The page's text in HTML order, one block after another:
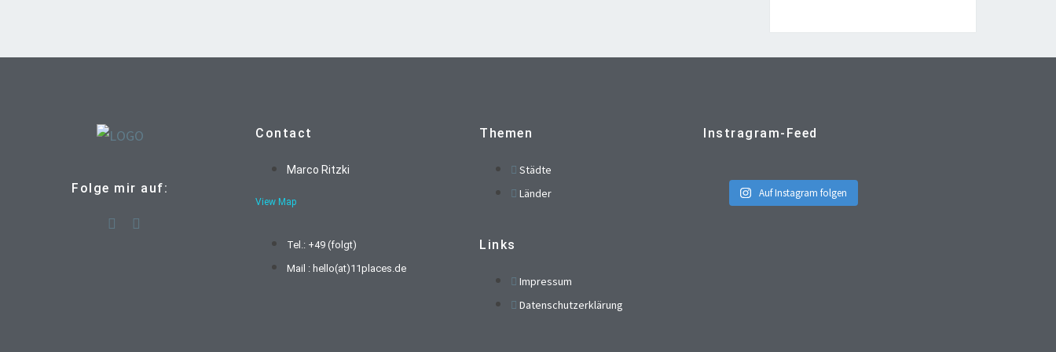
Folge mir auf:
Contact
Marco Ritzki
View Map
Tel.: +49 (folgt)
Mail : hello(at)11places.de
Themen
Städte
Länder
Links
Impressum
Datenschutzerklärung
Instragram-Feed
Auf Instagram folgen